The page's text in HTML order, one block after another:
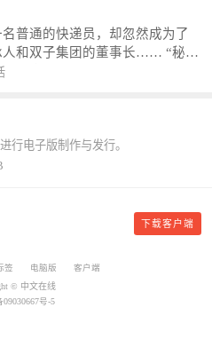
神。 江湖传闻：龙
龙尘一出，鬼泣神哭。 本
雷同，那就是真事儿，想要对
群：487963015 微信公众号：
索：pingfanmoshushi1982,公众
普通的快递员，却忽然成为了
和双子集团的董事长…… “秘
亿富翁的吃喝住行标准！” “好
不到的。
行电子版制作与发行。
下载客户端
签 电脑版
客户端
© 中文在线
09030667号-5